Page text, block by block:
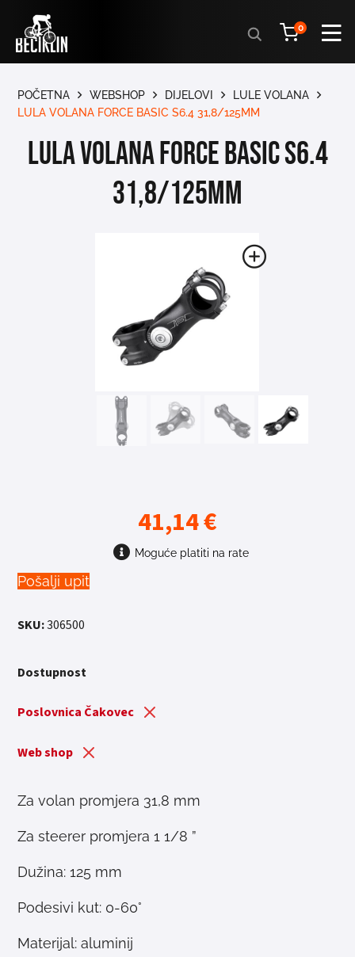
Products
search
0
POČETNA WEBSHOP DIJELOVI
LULE VOLANA
LULA VOLANA FORCE BASIC S6.4 31,8/125MM
LULA VOLANA FORCE BASIC S6.4
31,8/125mm
41,14€
Moguće platiti na rate
Pošalji upit
SKU:306500
Dostupnost
Poslovnica Čakovec
Web shop
Za volan promjera 31,8 mm
Za steerer promjera 1 1/8 ”
Dužina: 125 mm
Podesivi kut: 0-60°
Materijal: aluminij